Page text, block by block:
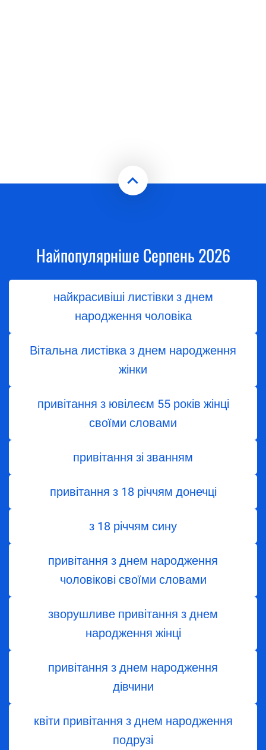
Найпопулярніше Серпень 2026
найкрасивіші листівки з днем
народження чоловіка
Вітальна листівка з днем народження
жінки
привітання з ювілеєм 55 років жінці
своїми словами
привітання зі званням
привітання з 18 річчям донечці
з 18 річчям сину
привітання з днем народження
чоловікові своїми словами
зворушливе привітання з днем
народження жінці
привітання з днем ​​народження
дівчини
квіти привітання з днем народження
подрузі